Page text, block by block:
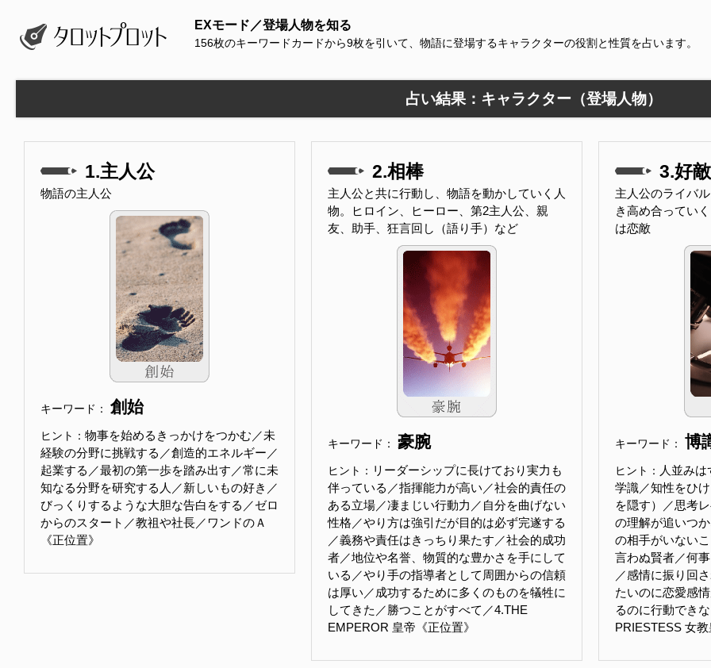
EXモード／登場人物を知る
156枚のキーワードカードから9枚を引いて、物語に登場するキャラクターの役割と性質を占います。
占い結果：キャラクター（登場人物）
1.主人公
物語の主人公
キーワード： 創始
ヒント： 物事を始めるきっかけをつかむ／未
経験の分野に挑戦する／創造的エネルギー／
起業する／最初の第一歩を踏み出す／常に未
知なる分野を研究する人／新しいもの好き／
びっくりするような大胆な告白をする／ゼロ
からのスタート／教祖や社長／ワンドのＡ
《正位置》
2.相棒
主人公と共に行動し、物語を動かしていく人
物。ヒロイン、ヒーロー、第2主人公、親
友、助手、狂言回し（語り手）など
キーワード： 豪腕
ヒント： リーダーシップに長けており実力も
伴っている／指揮能力が高い／社会的責任の
ある立場／凄まじい行動力／自分を曲げない
性格／やり方は強引だが目的は必ず完遂する
／義務や責任はきっちり果たす／社会的成功
者／地位や名誉、物質的な豊かさを手にして
いる／やり手の指導者として周囲からの信頼
は厚い／成功するために多くのものを犠牲に
してきた／勝つことがすべて／4.THE
EMPEROR 皇帝《正位置》
3.好
主人公のライバ
き高め合ってい
は恋敵
キーワード： 博
ヒント： 人並み
学識／知性をひ
を隠す）／思考
の理解が追いつ
の相手がいない
言わぬ賢者／何
／感情に振り回
たいのに恋愛感
るのに行動でき
PRIESTESS 女